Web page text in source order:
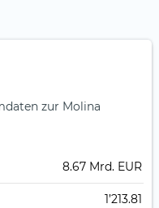
zur Molina
8.67 Mrd. EUR
1’213.81